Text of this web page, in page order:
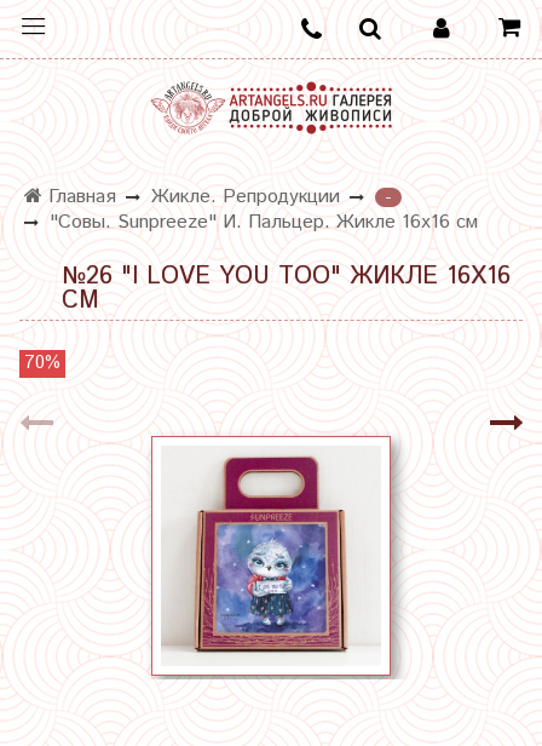
Главная Жикле. Репродукции
-
"Совы. Sunpreeze" И. Пальцер. Жикле 16х16 см
№26 "I LOVE YOU TOO" ЖИКЛЕ 16Х16
СМ
70%